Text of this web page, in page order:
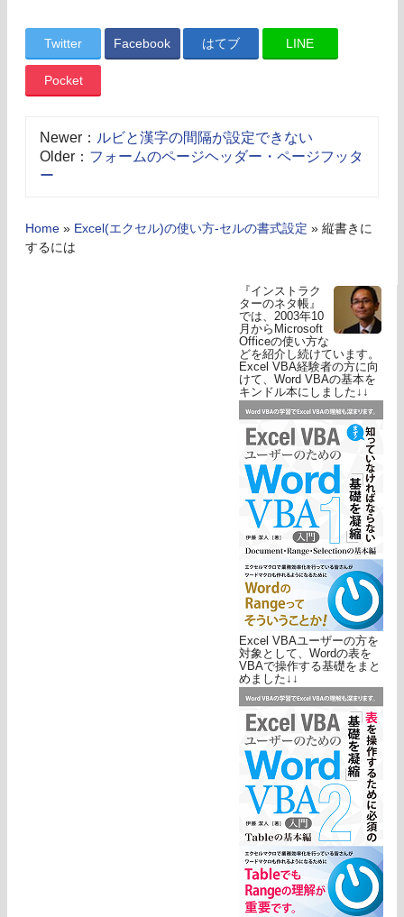
Twitter Facebook はてブ LINE
Pocket
Newer： ルビと漢字の間隔が設定できない
Older： フォームのページヘッダー・ページフッタ
ー
Home » Excel(エクセル)の使い方-セルの書式設定 » 縦書きに
するには
『インストラク
ターのネタ帳』
では、2003年10
月からMicrosoft
Officeの使い方な
どを紹介し続けています。
Excel VBA経験者の方に向
けて、Word VBAの基本を
キンドル本にしました↓↓
Excel VBAユーザーの方を
対象として、Wordの表を
VBAで操作する基礎をまと
めました↓↓